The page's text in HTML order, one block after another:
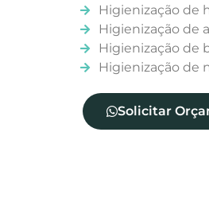
Higienização de
Higienização de
Higienização de
Higienização de
Solicitar